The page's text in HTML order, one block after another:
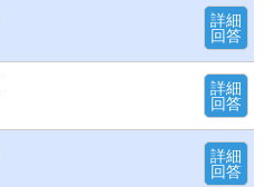
詳細
回答
詳細
回答
詳細
回答